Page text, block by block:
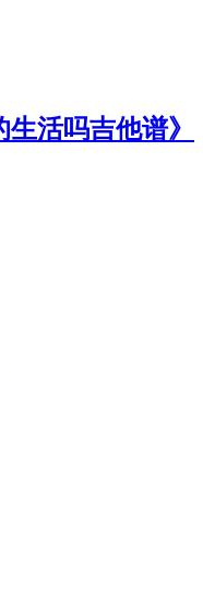
活吗吉他谱》